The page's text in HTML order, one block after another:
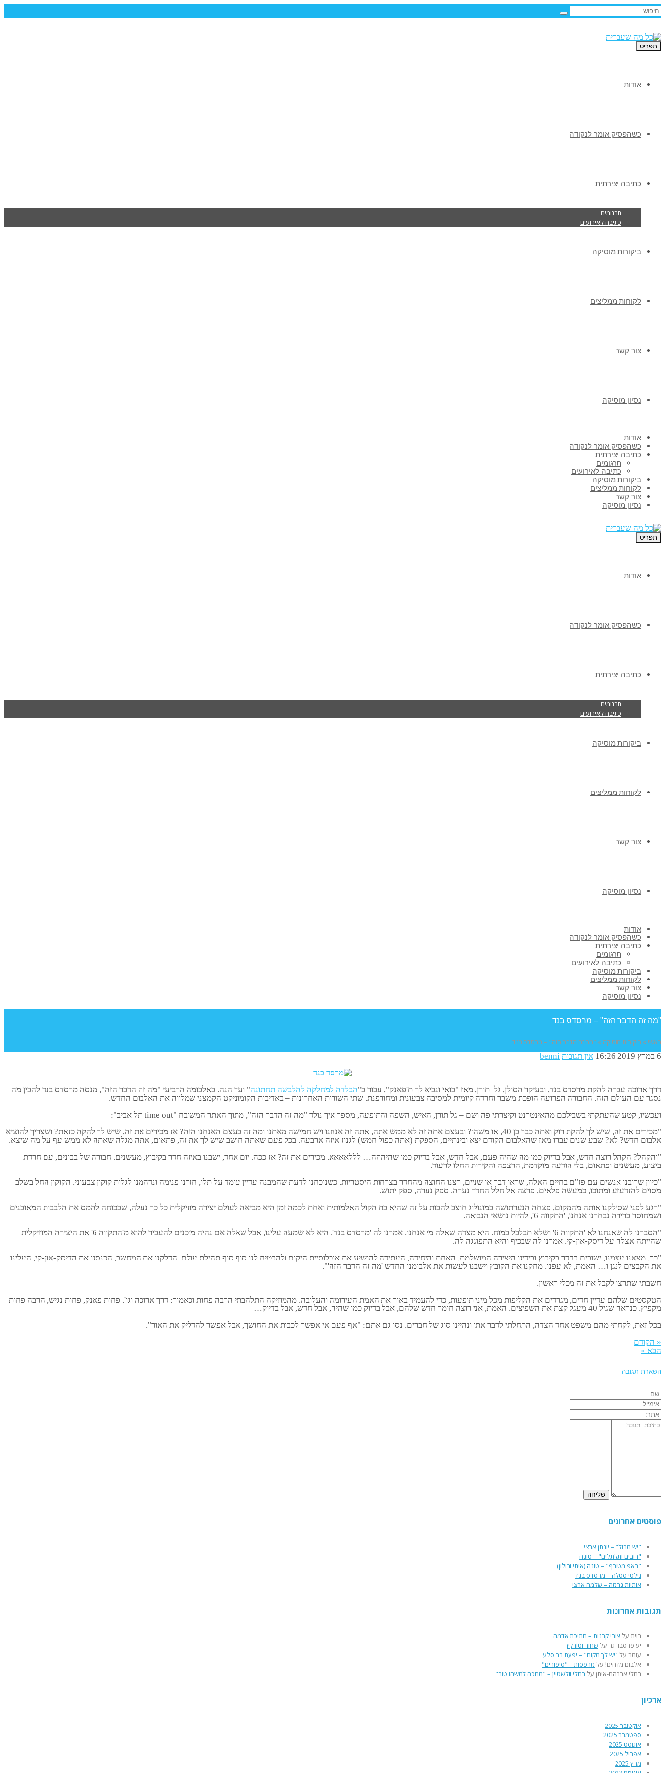
תפריט
אודות
כשהפסיק אומר לנקודה
כתיבה יצירתית
תרגומים
כתיבה לאירועים
ביקורות מוסיקה
לקוחות ממליצים
צור קשר
נסיון מוסיקה
אודות
כשהפסיק אומר לנקודה
כתיבה יצירתית
תרגומים
כתיבה לאירועים
ביקורות מוסיקה
לקוחות ממליצים
צור קשר
נסיון מוסיקה
תפריט
אודות
כשהפסיק אומר לנקודה
כתיבה יצירתית
תרגומים
כתיבה לאירועים
ביקורות מוסיקה
לקוחות ממליצים
צור קשר
נסיון מוסיקה
אודות
כשהפסיק אומר לנקודה
כתיבה יצירתית
תרגומים
כתיבה לאירועים
ביקורות מוסיקה
לקוחות ממליצים
צור קשר
נסיון מוסיקה
"מה זה הדבר הזה" – מרסדס בנד
ראשי » ביקורות מוסיקה » "מה זה הדבר הזה" – מרסדס בנד
6 במרץ 2019 16:26 אין תגובות benni
דרך ארוכה עברה להקת מרסדס בנד, ובעיקר הסולן, גל תורן, מאז "בואי ונביא לך ת'פאנק", עבור ב"הבלדה למחלקה להלבשה תחתונה" ועד הנה. באלבומה הרביעי "מה זה הדבר הזה", מנסה מרסדס בנד להבין מה
נסגר עם העולם הזה. החבורה הפרועה הופכת משבר וחרדה קיומית למסיבה צבעונית ומחורפנת. שתי השורות האחרונות – באדיבות הקומוניקט הקמצני שמלווה את האלבום החדש.
ועכשיו, קטע שהעתקתי בשבילכם מהאינטרנט וקיצרתי פה ושם – גל תורן, האיש, השפה והתופעה, מספר איך נולד "מה זה הדבר הזה", מתוך האתר המשובח "time out תל אביב":
"מכירים את זה, שיש לך להקת רוק ואתה כבר בן 40, או משהו? ובעצם אתה זה לא ממש אתה, אתה זה אנחנו ויש חמישה מאתנו ומה זה בעצם האנחנו הזה? אז מכירים את זה, שיש לך להקה כזאת? ושצריך להוציא
אלבום חדש? לא? שבע שנים עברו מאז שהאלבום הקודם יצא ובינתיים, הספקת (אתה כפול חמש) לגנוז איזה ארבעה. בכל פעם שאתה חושב שיש לך את זה, פתאום, אתה מגלה שאתה לא ממש עף על מה שיצא.
"והקהל? הקהל רוצה חדש, אבל בדיוק כמו מה שהיה פעם, אבל חדש, אבל בדיוק כמו שהיההה… לללאאאא. מכירים את זה? אז ככה. יום אחד, ישבנו באיזה חדר בקיבוץ, מעשנים. חבורה של בבונים, עם חרדת
ביצוע, מעשנים ופתאום, בלי הודעה מוקדמת, הרצפה והקירות החלו לרעוד.
"כיוון שרובנו אנשים עם פז"ם בחיים האלה, שראו דבר או שניים, רצנו החוצה מהחדר בצרחות היסטריות. כשנוכחנו לדעת שהמבנה עדיין עומד על תלו, חזרנו פנימה ונדהמנו לגלות קוקון צבעוני. הקוקון החל בשלב
מסוים להזדעזע ומתוכו, כמעשה פלאים, פרצה אל חלל החדר נערה. ספק נערה, ספק יתוש.
"רגע לפני שסילקנו אותה מהמקום, פצחה הנערתושה במונולוג חוצב להבות על זה שהיא בת הקול האלמותית ואחת לכמה זמן היא מביאה לעולם יצירה מוזיקלית כל כך נעלה, שבכוחה להמס את הלבבות המאובנים
ושמחוסר ברירה נבחרנו אנחנו, 'התקווה 6', להיות נושאי הנבואה.
"הסברנו לה שאנחנו לא 'התקווה 6' ושלא תבלבל במוח. היא מצדה שאלה מי אנחנו. אמרנו לה 'מרסדס בנד'. היא לא שמעה עלינו, אבל שאלה אם נהיה מוכנים להעביר להוא מ'התקווה 6' את היצירה המוזיקלית
שהייתה אצלה על דיסק-און-קי. אמרנו לה שבכיף והיא התפוגגה לה.
"כך, מצאנו עצמנו, ישובים בחדר בקיבוץ ובידינו היצירה המושלמת, האחת והיחידה, העתידה להושיע את אוכלוסיית היקום ולהבטיח לנו סוף סוף תהילת עולם. הדלקנו את המחשב, הכנסנו את הדיסק-און-קי, העלינו
את הקבצים לנגן ו… האמת, לא עפנו. מחקנו את הקובץ וישבנו לעשות את אלבומנו החדש 'מה זה הדבר הזה'".
חשבתי שתרצו לקבל את זה מכלי ראשון.
הטקסטים שלהם עדיין חדים, מגרדים את הקליפות מכל מיני תופעות, כדי להעמיד באור את האמת העירומה והעלובה. מהמוזיקה התלהבתי הרבה פחות וכאמור: דרך ארוכה וגו'. פחות פאנק, פחות נגיש, הרבה פחות
מקפיץ. כנראה שגיל 40 מעגל קצת את השפיצים. האמת, אני רוצה חומר חדש שלהם, אבל בדיוק כמו שהיה, אבל חדש, אבל בדיוק…
בכל זאת, לקחתי מהם משפט אחד הצדה, התחלתי לדבר אתו ונהיינו סוג של חברים. נסו גם אתם: "אף פעם אי אפשר לכבות את החושך, אבל אפשר להדליק את האור".
« הקודם
הבא »
השארת תגובה
פוסטים אחרונים
"יש מבול" – יונתן ארצי
"רובים ותלתלים" – טונה
"ראפ מטורף" – טונה (איתי זבולון)
גילטי סטלה – מרסדס בנד
אותיות נחמה – שלמה ארצי
תגובות אחרונות
רוית על אורי קרנות – חתיכת אדמה
יע פרסבורגר על שחור וטורקיז
עומר על "יש לךָ מקום" – יפעת בר סלע
אלבום מדהים! על מרפסות – "סיפורים"
רחלי אברהם-איתן על רחלי וולשטיין – "מחכה למשהו טוב"
ארכיון
אוקטובר 2025
ספטמבר 2025
אוגוסט 2025
אפריל 2025
מרץ 2025